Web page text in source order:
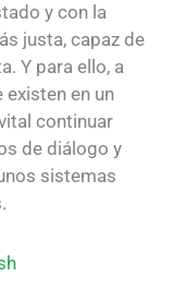
y con la
justa, capaz de
Y para ello, a
en un
continuar
de diálogo y
sistemas